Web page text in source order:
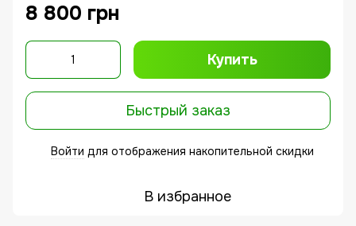
8 800 грн
Купить
Быстрый заказ
Войти для отображения накопительной скидки
В избранное